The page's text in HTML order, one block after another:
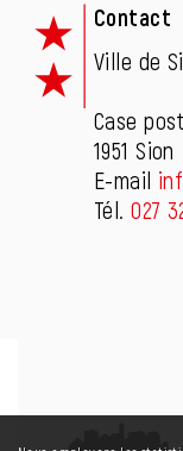
Contact
Ville de
Case
1951 Sion
E-mail
Tél.027